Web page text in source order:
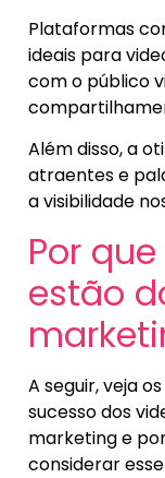
Plataformas
ideais para
com o público
Além disso, a
atraentes e
a visibilidade
Por
estão
A seguir, veja
sucesso dos
marketing e
considerar